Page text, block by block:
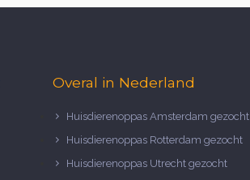
Overal in Nederland
Huisdierenoppas Amsterdam gezocht
Huisdierenoppas Rotterdam gezocht
Huisdierenoppas Utrecht gezocht